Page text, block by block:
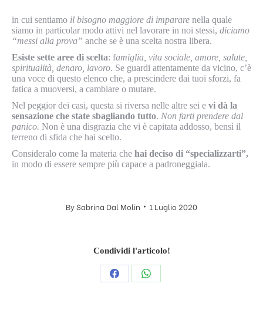
in cui sentiamo il bisogno maggiore di imparare nella quale
siamo in particolar modo attivi nel lavorare in noi stessi, diciamo
“messi alla prova” anche se è una scelta nostra libera.
Esiste sette aree di scelta: famiglia, vita sociale, amore, salute,
spiritualità, denaro, lavoro. Se guardi attentamente da vicino, c’è
una voce di questo elenco che, a prescindere dai tuoi sforzi, fa
fatica a muoversi, a cambiare o mutare.
Nel peggior dei casi, questa si riversa nelle altre sei e vi dà la
sensazione che state sbagliando tutto. Non farti prendere dal
panico. Non è una disgrazia che vi è capitata addosso, bensì il
terreno di sfida che hai scelto.
Consideralo come la materia che hai deciso di “specializzarti”,
in modo di essere sempre più capace a padroneggiala.
BySabrina Dal Molin 1 Luglio 2020
Condividi l'articolo!
CondividiCondividi